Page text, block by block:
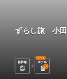
ずらし旅 小田
新幹線 ホテル
選べる
1 泊